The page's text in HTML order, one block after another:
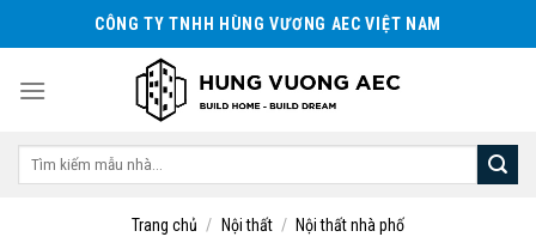
to
CÔNG TY TNHH HÙNG VƯƠNG AEC VIỆT NAM
Tìm
Trang chủ / Nội thất / Nội thất nhà phố